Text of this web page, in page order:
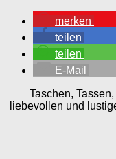
merken
teilen
teilen
E-Mail
Taschen,
liebevollen und